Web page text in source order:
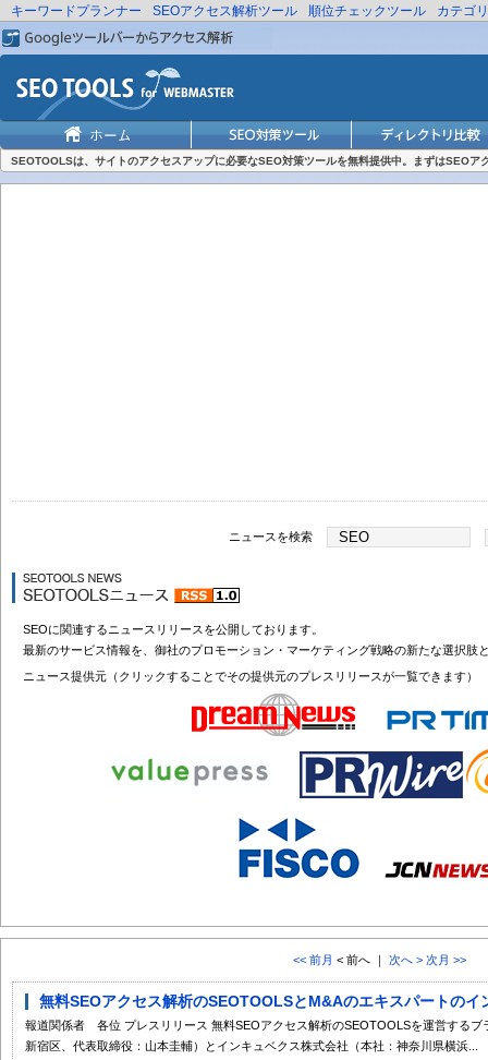
キーワードプランナー SEOアクセス解析ツール 順位チェックツール カテゴ
SEOTOOLSは、サイトのアクセスアップに必要なSEO対策ツールを無料提供中。まずはSEOア
ニュースを検索
SEOに関連するニュースリリースを公開しております。
最新のサービス情報を、御社のプロモーション・マーケティング戦略の新たな選択肢
ニュース提供元（クリックすることでその提供元のプレスリリースが一覧できます）
<< 前月 < 前へ ｜ 次へ > 次月 >>
無料SEOアクセス解析のSEOTOOLSとM&Aのエキスパートのイ
報道関係者 各位 プレスリリース 無料SEOアクセス解析のSEOTOOLSを運営するブ
新宿区、代表取締役：山本圭輔）とインキュベクス株式会社（本社：神奈川県横浜...